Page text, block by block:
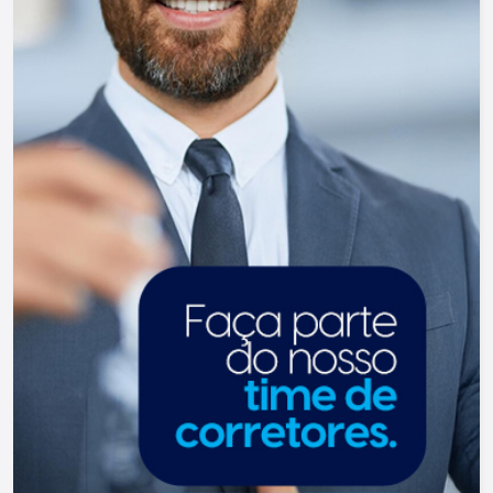
parceiros de negócios e ao longo da nossa
caminhada já administramos mais de 20.000
locações e realizamos mais de 3.000 vendas de
imóveis. Temos o maior inventário de cadastros
de imóveis de Ribeirão Preto e região com mais
de 20.000 opções, em todos os cantos da
cidade, para todos os padrões e para todos os
gostos de nossos clientes. Se você deseja
comprar, alugar ou negociar seu próprio imóvel,
nós somos a imobiliária certa, porque para a Lago
o que vale é o relacionamento, portanto, venha
tomar um café conosco em uma de nossas três
lojas: Lago Vendas - Av. Presidente Vargas, 407,
Lago Locação - Rua Barão do Amazonas, 1700 e
Lago Administrativo/Cadastro - Rua Altino